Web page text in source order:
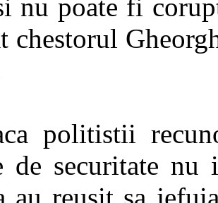
nu poate fi
chestorul
politistii
de securitate